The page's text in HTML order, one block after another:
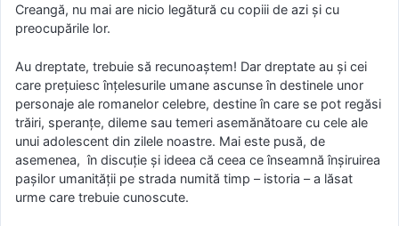
Creangă, nu mai are nicio legătură cu copiii de azi și cu
preocupările lor.
Au dreptate, trebuie să recunoaștem! Dar dreptate au și cei
care prețuiesc înțelesurile umane ascunse în destinele unor
personaje ale romanelor celebre, destine în care se pot regăsi
trăiri, speranțe, dileme sau temeri asemănătoare cu cele ale
unui adolescent din zilele noastre. Mai este pusă, de
asemenea, în discuție și ideea că ceea ce înseamnă înșiruirea
pașilor umanității pe strada numită timp – istoria – a lăsat
urme care trebuie cunoscute.